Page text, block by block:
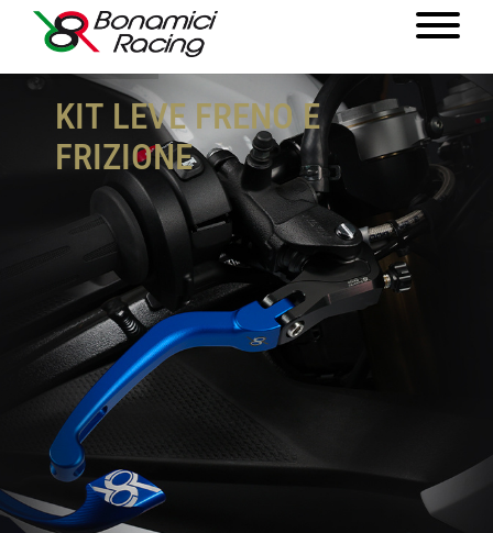
KIT LEVE FRENO E
FRIZIONE